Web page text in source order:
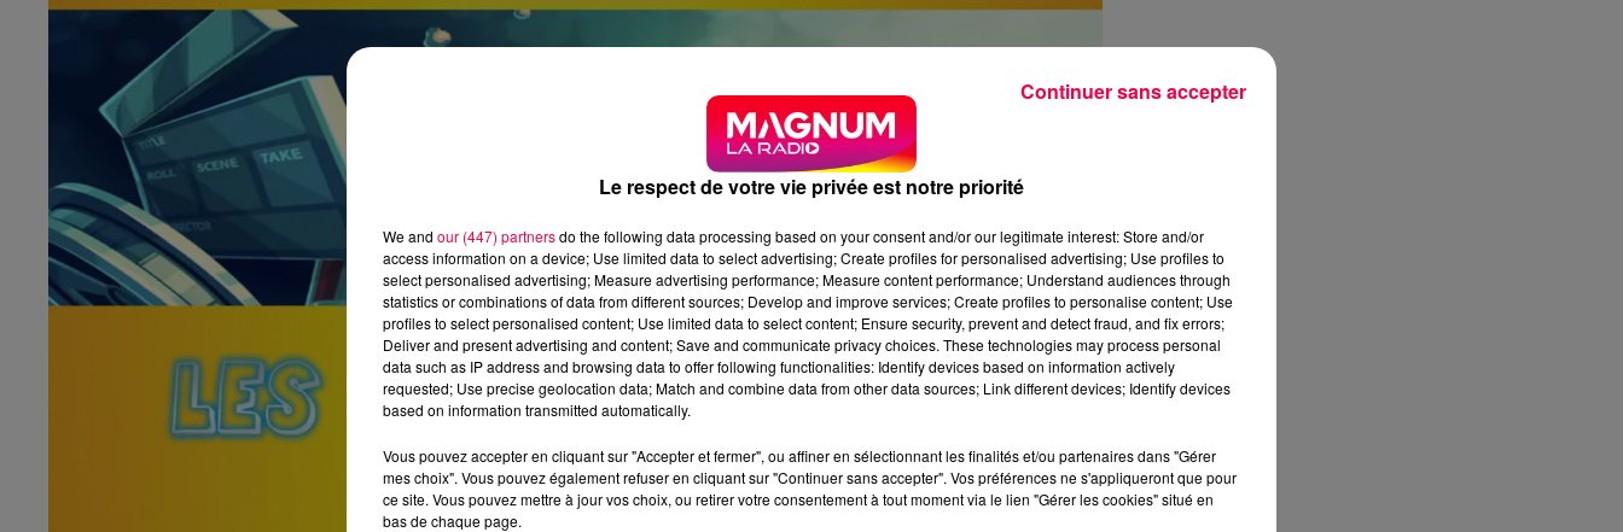
Le respect de votre vie privée est notre priorité
We and our (447) partnersdo the following data processing based on your consent and/or our legitimate interest: Store and/or
access information on a device; Use limited data to select advertising; Create profiles for personalised advertising; Use profiles to
select personalised advertising; Measure advertising performance; Measure content performance; Understand audiences through
statistics or combinations of data from different sources; Develop and improve services; Create profiles to personalise content; Use
profiles to select personalised content; Use limited data to select content; Ensure security, prevent and detect fraud, and fix errors;
Deliver and present advertising and content; Save and communicate privacy choices. These technologies may process personal
data such as IP address and browsing data to offer following functionalities: Identify devices based on information actively
requested; Use precise geolocation data; Match and combine data from other data sources; Link different devices; Identify devices
based on information transmitted automatically.
Vous pouvez accepter en cliquant sur "Accepter et fermer", ou affiner en sélectionnant les finalités et/ou partenaires dans "Gérer
mes choix". Vous pouvez également refuser en cliquant sur "Continuer sans accepter". Vos préférences ne s'appliqueront que pour
ce site. Vous pouvez mettre à jour vos choix, ou retirer votre consentement à tout moment via le lien "Gérer les cookies" situé en
bas de chaque page.
Continuer sans accepter